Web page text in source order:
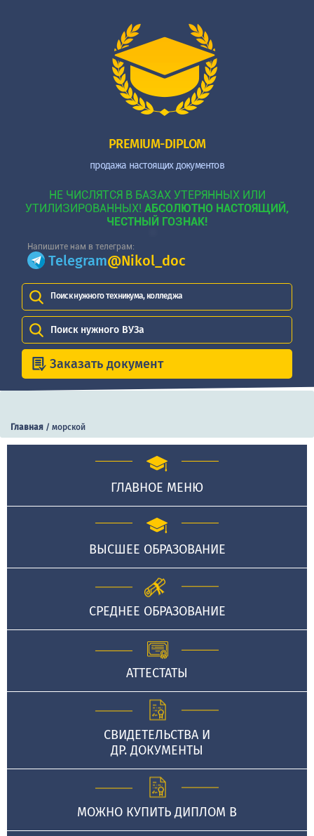
PREMIUM-DIPLOM
продажа настоящих документов
НЕ ЧИСЛЯТСЯ В БАЗАХ УТЕРЯННЫХ ИЛИ
УТИЛИЗИРОВАННЫХ! АБСОЛЮТНО НАСТОЯЩИЙ,
ЧЕСТНЫЙ ГОЗНАК!
Напишите нам в телеграм:
Telegram@Nikol_doc
Поиск нужного техникума, колледжа
Поиск нужного ВУЗа
Заказать документ
Главная / морской
ГЛАВНОЕ МЕНЮ
ВЫСШЕЕ ОБРАЗОВАНИЕ
СРЕДНЕЕ ОБРАЗОВАНИЕ
АТТЕСТАТЫ
СВИДЕТЕЛЬСТВА И
ДР. ДОКУМЕНТЫ
МОЖНО КУПИТЬ ДИПЛОМ В